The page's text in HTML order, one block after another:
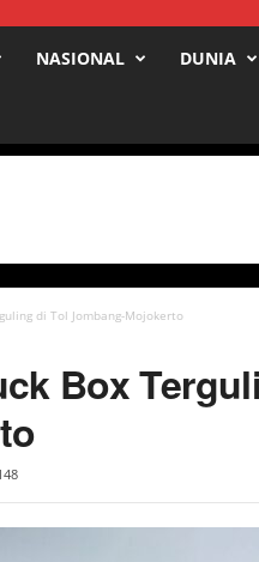
NASIONAL DUNIA
di Tol Jombang-Mojokerto
Box